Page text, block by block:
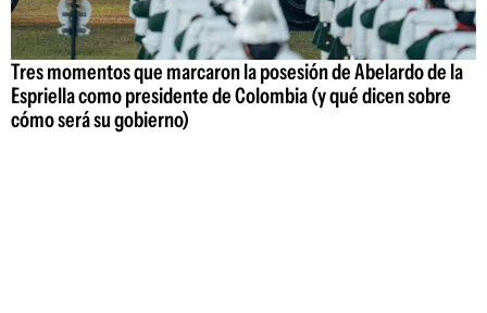
Tres momentos que marcaron la posesión de Abelardo de la
Espriella como presidente de Colombia (y qué dicen sobre
cómo será su gobierno)